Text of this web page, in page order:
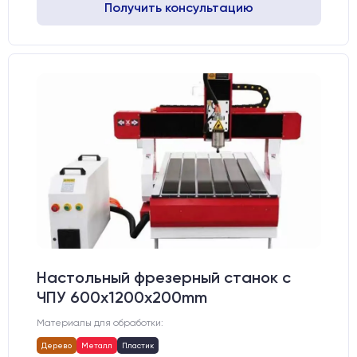
Получить консультацию
Настольный фрезерный станок с
ЧПУ 600x1200x200mm
Материалы для обработки:
Дерево Металл Пластик